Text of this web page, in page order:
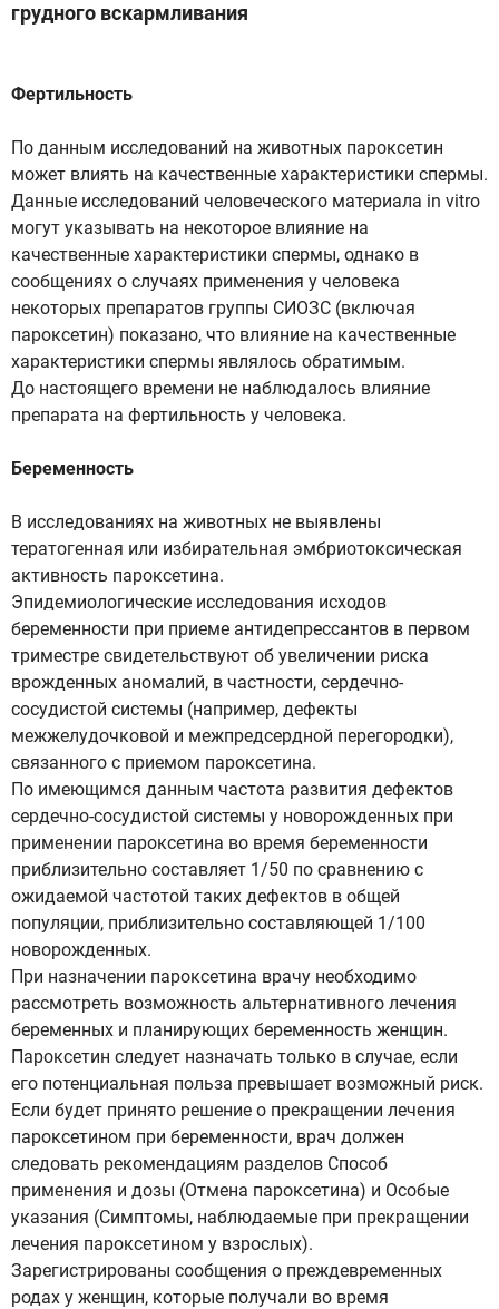
грудного вскармливания
Фертильность
По данным исследований на животных пароксетин
может влиять на качественные характеристики спермы.
Данные исследований человеческого материала in vitro
могут указывать на некоторое влияние на
качественные характеристики спермы, однако в
сообщениях о случаях применения у человека
некоторых препаратов группы СИОЗС (включая
пароксетин) показано, что влияние на качественные
характеристики спермы являлось обратимым.
До настоящего времени не наблюдалось влияние
препарата на фертильность у человека.
Беременность
В исследованиях на животных не выявлены
тератогенная или избирательная эмбриотоксическая
активность пароксетина.
Эпидемиологические исследования исходов
беременности при приеме антидепрессантов в первом
триместре свидетельствуют об увеличении риска
врожденных аномалий, в частности, сердечно-
сосудистой системы (например, дефекты
межжелудочковой и межпредсердной перегородки),
связанного с приемом пароксетина.
По имеющимся данным частота развития дефектов
сердечно-сосудистой системы у новорожденных при
применении пароксетина во время беременности
приблизительно составляет 1/50 по сравнению с
ожидаемой частотой таких дефектов в общей
популяции, приблизительно составляющей 1/100
новорожденных.
При назначении пароксетина врачу необходимо
рассмотреть возможность альтернативного лечения
беременных и планирующих беременность женщин.
Пароксетин следует назначать только в случае, если
его потенциальная польза превышает возможный риск.
Если будет принято решение о прекращении лечения
пароксетином при беременности, врач должен
следовать рекомендациям разделов Способ
применения и дозы (Отмена пароксетина) и Особые
указания (Симптомы, наблюдаемые при прекращении
лечения пароксетином у взрослых).
Зарегистрированы сообщения о преждевременных
родах у женщин, которые получали во время